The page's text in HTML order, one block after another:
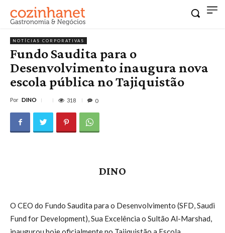
NOTÍCIAS CORPORATIVAS
Fundo Saudita para o
Desenvolvimento inaugura nova
escola pública no Tajiquistão
Por DINO 318 0
DINO
O CEO do Fundo Saudita para o Desenvolvimento (SFD, Saudi
Fund for Development), Sua Excelência o Sultão Al-Marshad,